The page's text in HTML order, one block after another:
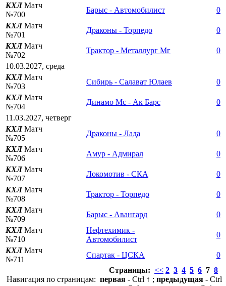
КХЛМатч
№700
Барыс - Автомобилист
0
КХЛМатч
№701
Драконы - Торпедо
0
КХЛМатч
№702
Трактор - Металлург Мг
0
10.03.2027, среда
КХЛМатч
№703
Сибирь - Салават Юлаев
0
КХЛМатч
№704
Динамо Мс - Ак Барс
0
11.03.2027, четверг
КХЛМатч
№705
Драконы - Лада
0
КХЛМатч
№706
Амур - Адмирал
0
КХЛМатч
№707
Локомотив - СКА
0
КХЛМатч
№708
Трактор - Торпедо
0
КХЛМатч
№709
Барыс - Авангард
0
КХЛМатч
№710
Нефтехимик -
Автомобилист
0
КХЛМатч
№711
Спартак - ЦСКА
0
Страницы: << 2 3 4 5 6 7 8
Навигация по страницам: первая - Ctrl ↑ ; предыдущая - Ctrl